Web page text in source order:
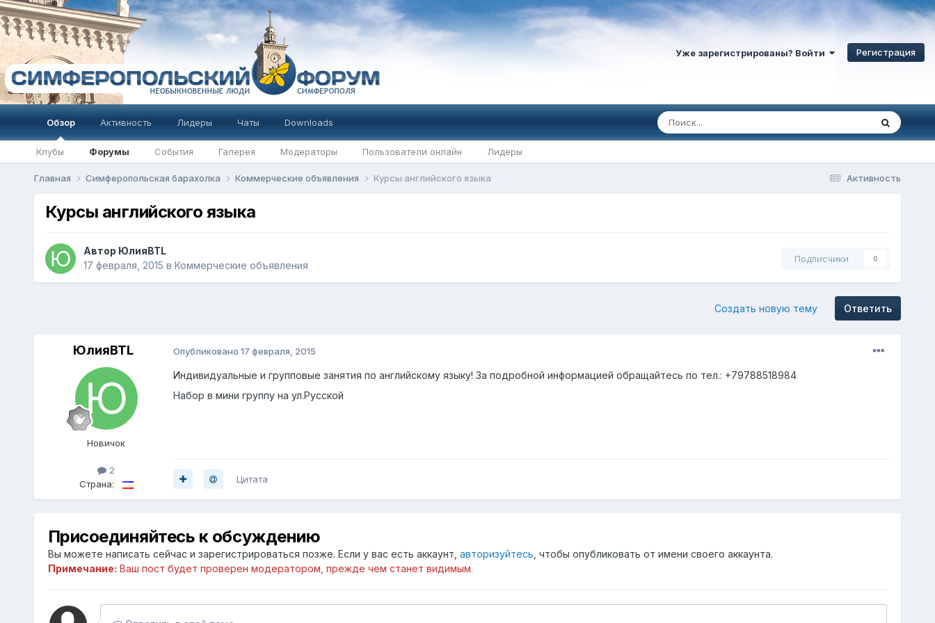
Уже зарегистрированы? Войти Регистрация
Обзор
Клубы Форумы События Галерея Модераторы Пользователи онлайн Лидеры
Активность Лидеры Чаты Downloads
Активность
Главная Симферопольская барахолка Коммерческие объявления Курсы английского языка
Курсы английского языка
Автор ЮлияBTL
17 февраля, 2015 в Коммерческие объявления
Подписчики 0
Ответить
Создать новую тему
ЮлияBTL
Новичок
2
Страна:
Опубликовано 17 февраля, 2015
Индивидуальные и групповые занятия по английскому языку! За подробной информацией обращайтесь по тел.: +79788518984
Набор в мини группу на ул.Русской
Цитата
Присоединяйтесь к обсуждению
Вы можете написать сейчас и зарегистрироваться позже. Если у вас есть аккаунт, авторизуйтесь , чтобы опубликовать от имени своего аккаунта.
Примечание: Ваш пост будет проверен модератором, прежде чем станет видимым.